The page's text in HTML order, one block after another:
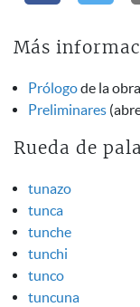
Más
Prólogode la obra
Preliminares
Rueda de
tunazo
tunca
tunche
tunchi
tunco
tuncuna